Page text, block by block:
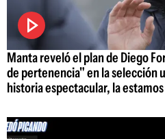
Manta reveló el plan de Diego
de pertenencia" en la selección
historia espectacular, la